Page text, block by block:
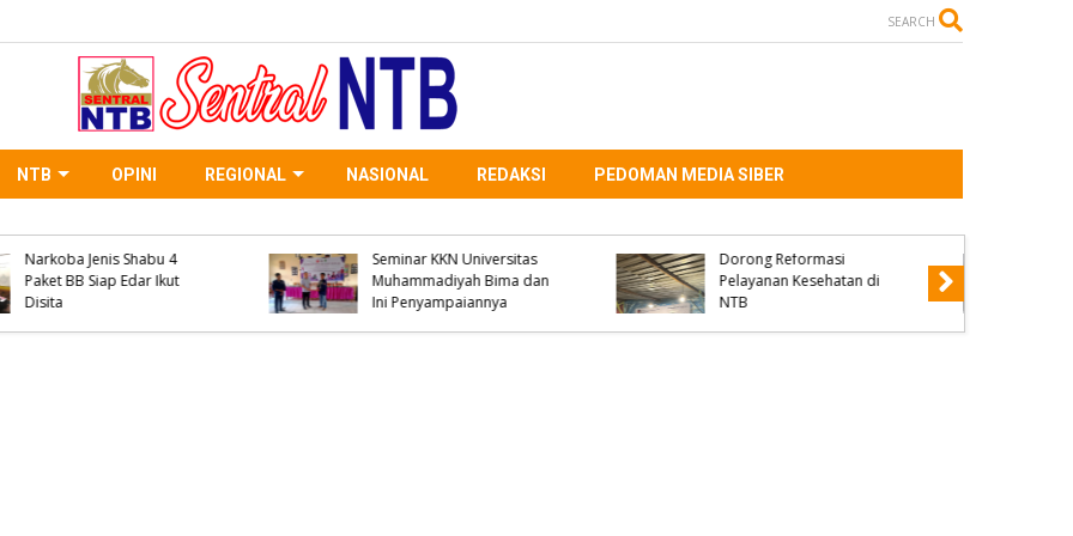
SEARCH
NTB OPINI REGIONAL NASIONAL REDAKSI PEDOMAN MEDIA SIBER
Dialog GAKADA BIDOM
Dorong Reformasi
Pelayanan Kesehatan di
NTB
Desa Bolo, Unit Inafis
Satreskrim Polres Bima
Kabupaten Lakukan Olah
TKP dan ini Kronologisnya
Polres Dompu Limpahkan
ABH Perkara Penganiayaan
ke Kejaksaan